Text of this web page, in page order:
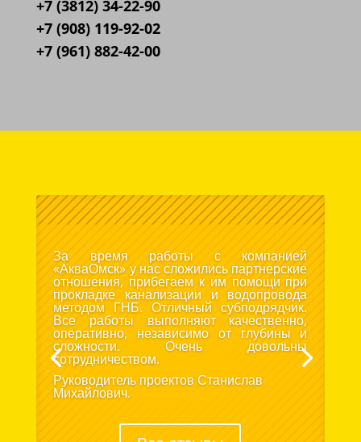
+7 (3812) 34-22-90
+7 (908) 119-92-02
+7 (961) 882-42-00
За время работы с компанией
«АкваОмск» у нас сложились партнерские
отношения, прибегаем к им помощи при
прокладке канализации и водопровода
методом ГНБ. Отличный субподрядчик.
Все работы выполняют качественно,
оперативно, независимо от глубины и
сложности. Очень довольны
сотрудничеством.
Руководитель проектов Станислав
Михайлович.